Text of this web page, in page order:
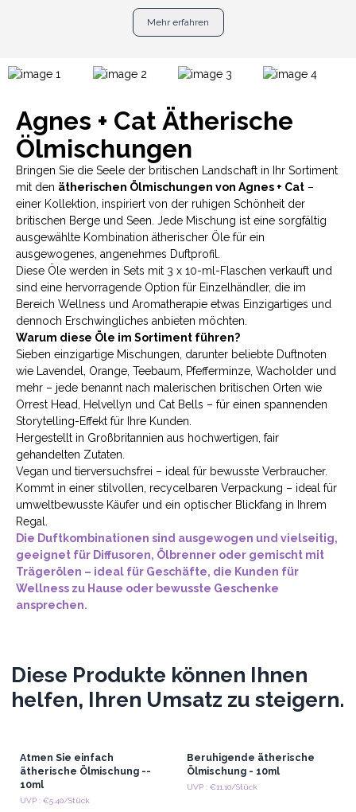
Mehr erfahren
Agnes + Cat Ätherische
Ölmischungen
Bringen Sie die Seele der britischen Landschaft in Ihr Sortiment
mit den ätherischen Ölmischungen von Agnes + Cat –
einer Kollektion, inspiriert von der ruhigen Schönheit der
britischen Berge und Seen. Jede Mischung ist eine sorgfältig
ausgewählte Kombination ätherischer Öle für ein
ausgewogenes, angenehmes Duftprofil.
Diese Öle werden in Sets mit 3 x 10-ml-Flaschen verkauft und
sind eine hervorragende Option für Einzelhändler, die im
Bereich Wellness und Aromatherapie etwas Einzigartiges und
dennoch Erschwingliches anbieten möchten.
Warum diese Öle im Sortiment führen?
Sieben einzigartige Mischungen, darunter beliebte Duftnoten
wie Lavendel, Orange, Teebaum, Pfefferminze, Wacholder und
mehr – jede benannt nach malerischen britischen Orten wie
Orrest Head, Helvellyn und Cat Bells – für einen spannenden
Storytelling-Effekt für Ihre Kunden.
Hergestellt in Großbritannien aus hochwertigen, fair
gehandelten Zutaten.
Vegan und tierversuchsfrei – ideal für bewusste Verbraucher.
Kommt in einer stilvollen, recycelbaren Verpackung – ideal für
umweltbewusste Käufer und ein optischer Blickfang in Ihrem
Regal.
Die Duftkombinationen sind ausgewogen und vielseitig,
geeignet für Diffusoren, Ölbrenner oder gemischt mit
Trägerölen – ideal für Geschäfte, die Kunden für
Wellness zu Hause oder bewusste Geschenke
ansprechen.
Diese Produkte können Ihnen
helfen, Ihren Umsatz zu steigern.
Atmen Sie einfach
ätherische Ölmischung --
10ml
UVP : €5.40/Stück
Beruhigende ätherische
Ölmischung - 10ml
UVP : €11.10/Stück